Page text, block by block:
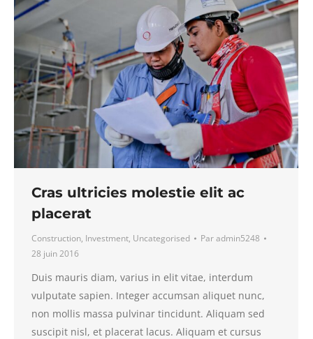
Cras ultricies molestie elit ac
placerat
Construction, Investment, Uncategorised Paradmin5248
28 juin 2016
Duis mauris diam, varius in elit vitae, interdum
vulputate sapien. Integer accumsan aliquet nunc,
non mollis massa pulvinar tincidunt. Aliquam sed
suscipit nisl, et placerat lacus. Aliquam et cursus